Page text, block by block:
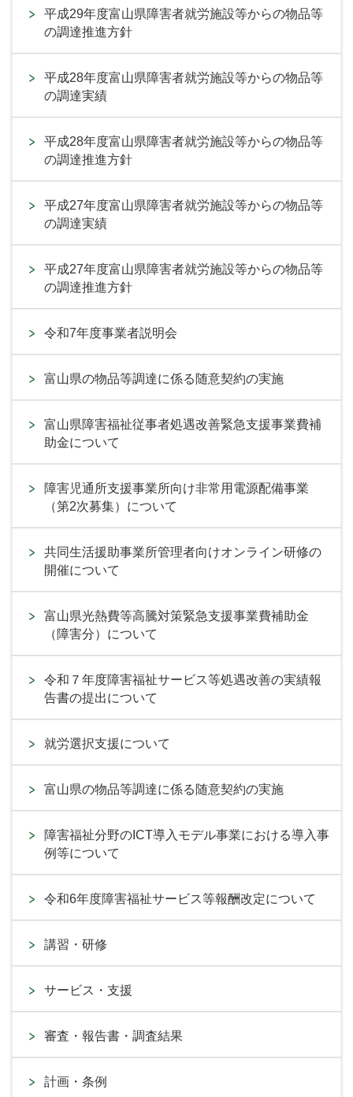
平成29年度富山県障害者就労施設等からの物品等
の調達推進方針
平成28年度富山県障害者就労施設等からの物品等
の調達実績
平成28年度富山県障害者就労施設等からの物品等
の調達推進方針
平成27年度富山県障害者就労施設等からの物品等
の調達実績
平成27年度富山県障害者就労施設等からの物品等
の調達推進方針
令和7年度事業者説明会
富山県の物品等調達に係る随意契約の実施
富山県障害福祉従事者処遇改善緊急支援事業費補
助金について
障害児通所支援事業所向け非常用電源配備事業
（第2次募集）について
共同生活援助事業所管理者向けオンライン研修の
開催について
富山県光熱費等高騰対策緊急支援事業費補助金
（障害分）について
令和７年度障害福祉サービス等処遇改善の実績報
告書の提出について
就労選択支援について
富山県の物品等調達に係る随意契約の実施
障害福祉分野のICT導入モデル事業における導入事
例等について
令和6年度障害福祉サービス等報酬改定について
講習・研修
サービス・支援
審査・報告書・調査結果
計画・条例